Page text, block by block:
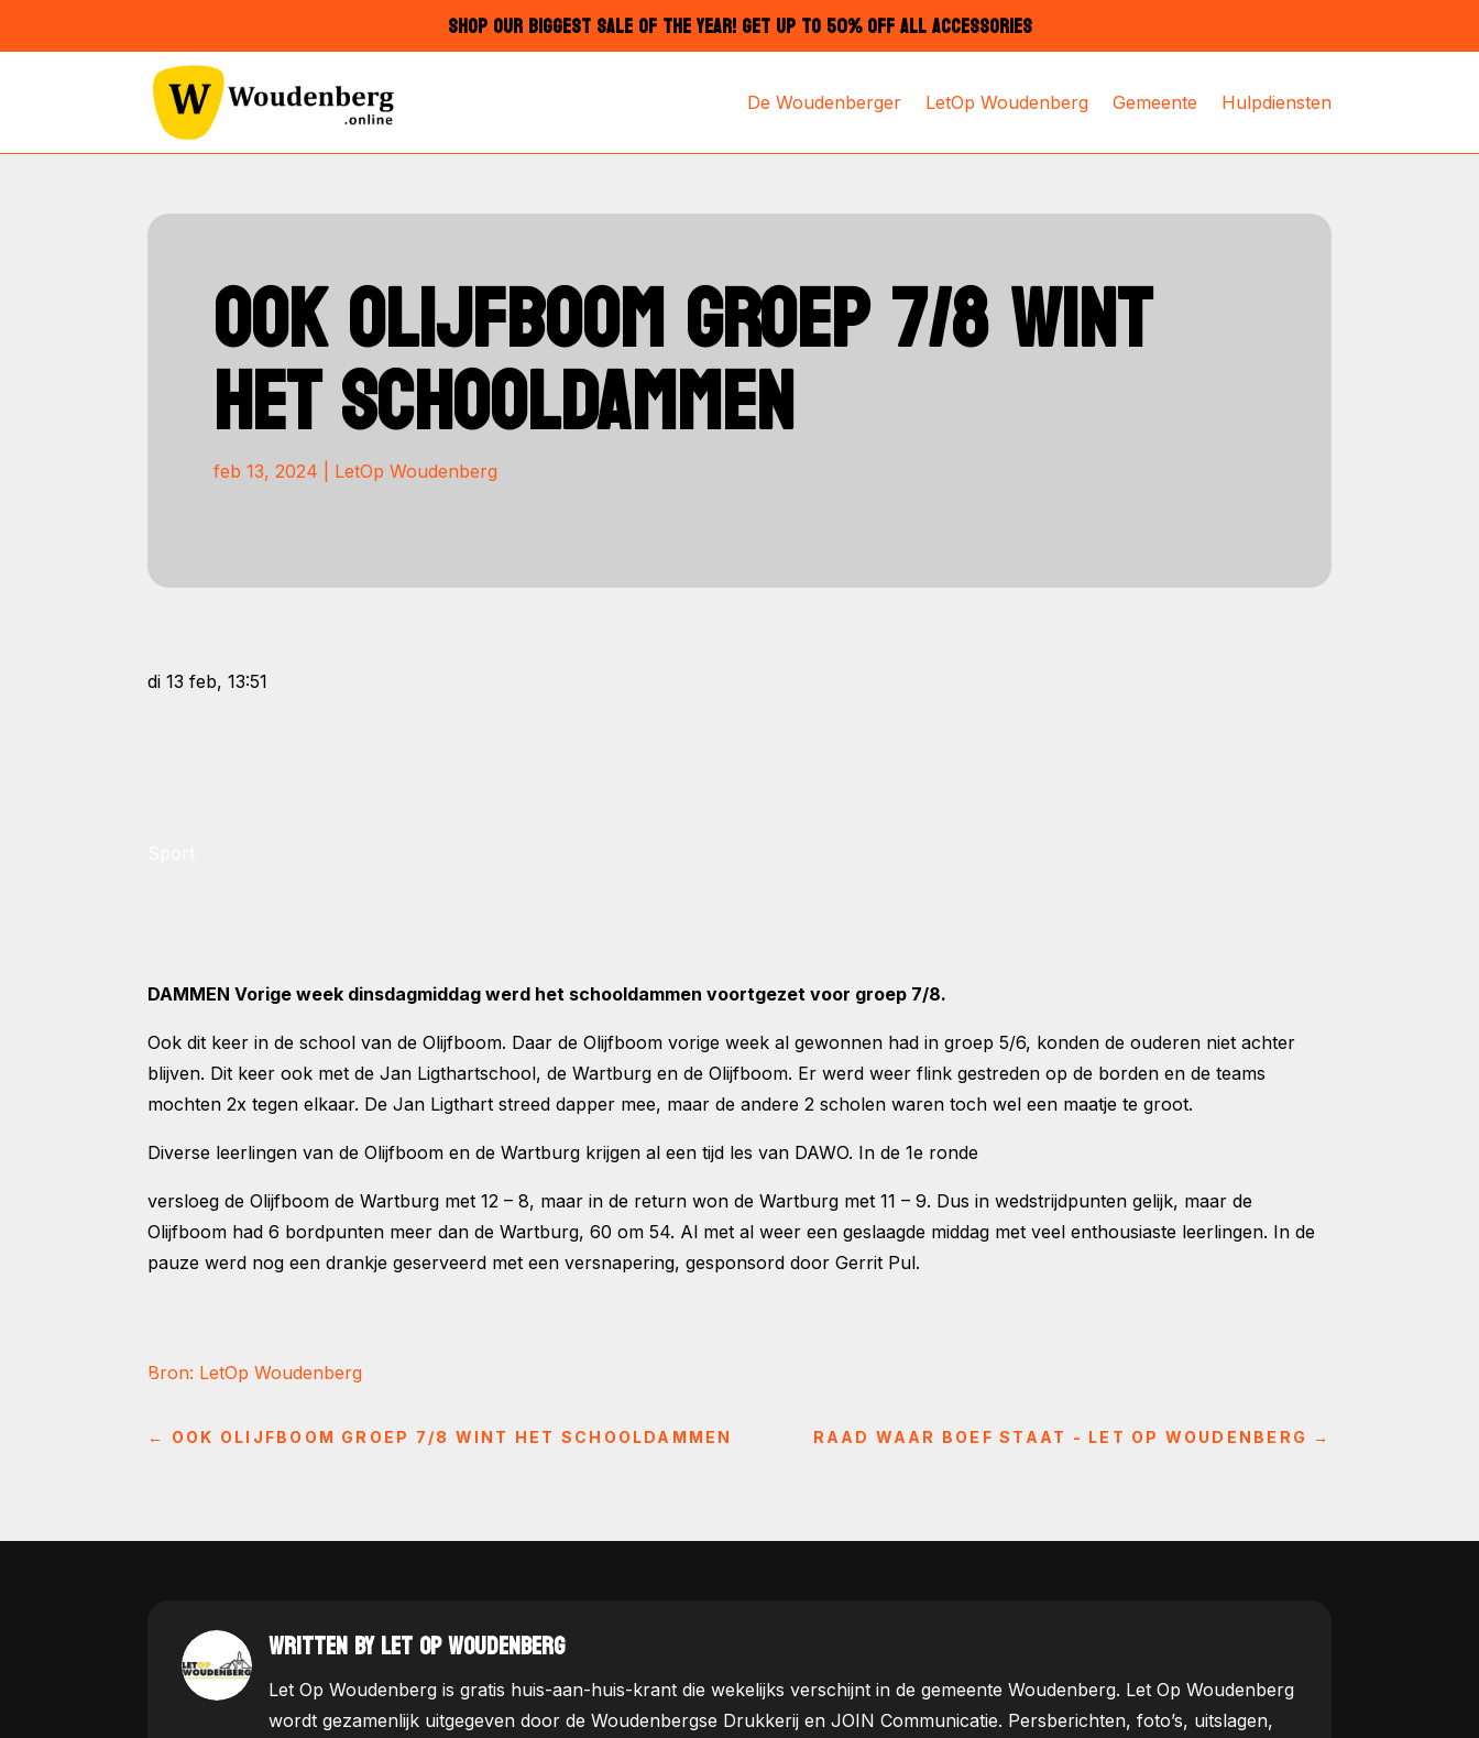
SHOP OUR BIGGEST SALE OF THE YEAR! GET UP TO 50% OFF ALL ACCESSORIES
De Woudenberger LetOp Woudenberg Gemeente Hulpdiensten
OOK OLIJFBOOM GROEP 7/8 WINT
HET SCHOOLDAMMEN
feb 13, 2024 LetOp Woudenberg
di 13 feb, 13:51
DAMMEN Vorige week dinsdagmiddag werd het schooldammen voortgezet voor groep 7/8.
Ook dit keer in de school van de Olijfboom. Daar de Olijfboom vorige week al gewonnen had in groep 5/6, konden de ouderen niet achter
blijven. Dit keer ook met de Jan Ligthartschool, de Wartburg en de Olijfboom. Er werd weer flink gestreden op de borden en de teams
mochten 2x tegen elkaar. De Jan Ligthart streed dapper mee, maar de andere 2 scholen waren toch wel een maatje te groot.
Diverse leerlingen van de Olijfboom en de Wartburg krijgen al een tijd les van DAWO. In de 1e ronde
versloeg de Olijfboom de Wartburg met 12 – 8, maar in de return won de Wartburg met 11 – 9. Dus in wedstrijdpunten gelijk, maar de
Olijfboom had 6 bordpunten meer dan de Wartburg, 60 om 54. Al met al weer een geslaagde middag met veel enthousiaste leerlingen. In de
pauze werd nog een drankje geserveerd met een versnapering, gesponsord door Gerrit Pul.
Bron: LetOp Woudenberg
← OOK OLIJFBOOM GROEP 7/8 WINT HET SCHOOLDAMMEN RAAD WAAR BOEF STAAT - LET OP WOUDENBERG →
WRITTEN BY LET OP WOUDENBERG
Let Op Woudenberg is gratis huis-aan-huis-krant die wekelijks verschijnt in de gemeente Woudenberg. Let Op Woudenberg
wordt gezamenlijk uitgegeven door de Woudenbergse Drukkerij en JOIN Communicatie. Persberichten, foto’s, uitslagen,